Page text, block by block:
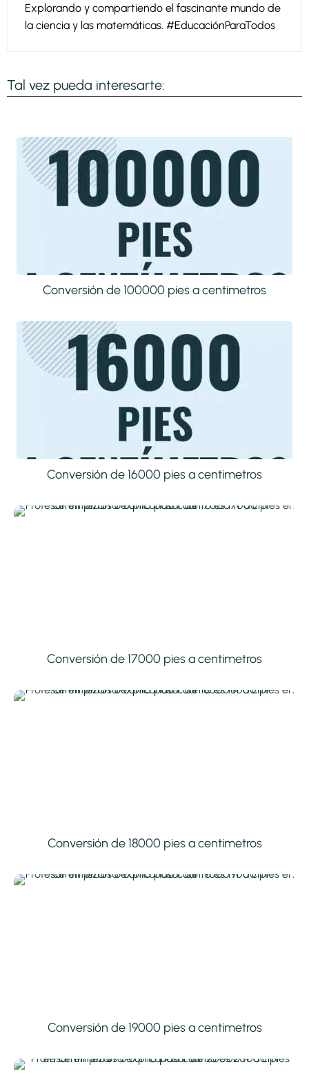
Explorando y compartiendo el fascinante mundo de
la ciencia y las matemáticas. #EducaciónParaTodos
Tal vez pueda interesarte:
Conversión de 100000 pies a centimetros
Conversión de 16000 pies a centimetros
Conversión de 17000 pies a centimetros
Conversión de 18000 pies a centimetros
Conversión de 19000 pies a centimetros